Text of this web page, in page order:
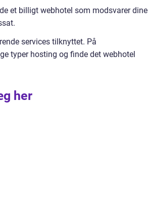
et billigt webhotel som modsvarer dine
services tilknyttet. På
typer hosting og finde det webhotel
her